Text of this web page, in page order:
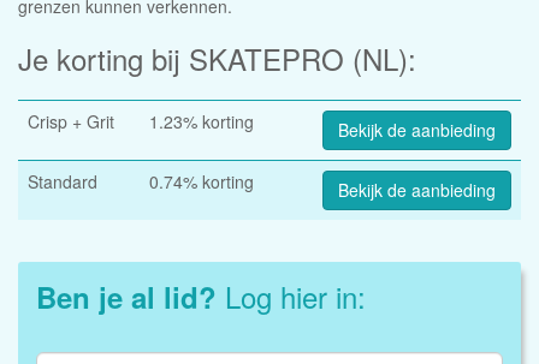
grenzen kunnen verkennen.
Je korting bij SKATEPRO (NL):
Crisp + Grit 1.23% korting Bekijk de aanbieding
Standard 0.74% korting Bekijk de aanbieding
Ben je al lid? Log hier in: